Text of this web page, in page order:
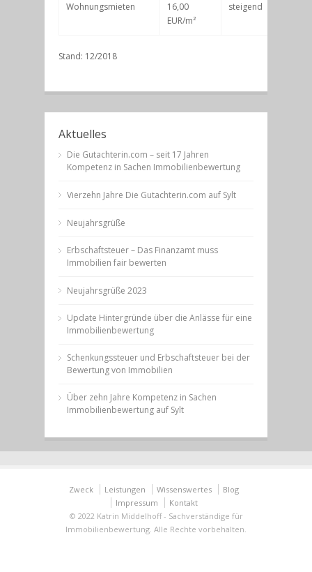
Wohnungsmieten
16,00
EUR/m²
steigend
Stand: 12/2018
Aktuelles
Die Gutachterin.com – seit 17 Jahren
Kompetenz in Sachen Immobilienbewertung
Vierzehn Jahre Die Gutachterin.com auf Sylt
Neujahrsgrüße
Erbschaftsteuer – Das Finanzamt muss
Immobilien fair bewerten
Neujahrsgrüße 2023
Update Hintergründe über die Anlässe für eine
Immobilienbewertung
Schenkungssteuer und Erbschaftsteuer bei der
Bewertung von Immobilien
Über zehn Jahre Kompetenz in Sachen
Immobilienbewertung auf Sylt
Zweck Leistungen Wissenswertes
Blog
Impressum
Kontakt
© 2022 Katrin Middelhoff - Sachverständige für
Immobilienbewertung. Alle Rechte vorbehalten.